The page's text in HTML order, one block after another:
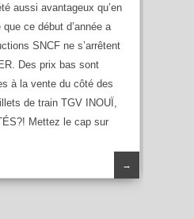
aussi avantageux qu’en
que ce début d’année a
SNCF ne s’arrêtent
Des prix bas sont
à la vente du côté des
de train TGV INOUÏ,
Mettez le cap sur
→